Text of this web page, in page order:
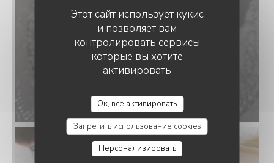
Этот сайт использует кукис
и позволяет вам
контролировать сервисы
которые вы хотите
активировать
Ок, все активировать
Запретить использование cookies
Персонализировать
171-175-15380395.webp
LE PARIS MENTON